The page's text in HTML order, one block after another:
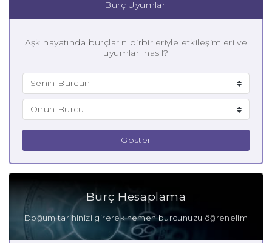
Burç Uyumları
Aşk hayatında burçların birbirleriyle etkileşimleri ve
uyumları nasıl?
Göster
Burç Hesaplama
Doğum tarihinizi girerek hemen burcunuzu öğrenelim